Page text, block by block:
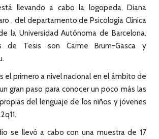
llevando a cabo la logopeda, Diana
, del departamento de Psicología Clínica
la Universidad Autónoma de Barcelona.
de Tesis son Carme Brum-Gasca y
el primero a nivel nacional en el ámbito de
gran paso para conocer un poco más las
del lenguaje de los niños y jóvenes
se llevó a cabo con una muestra de 17